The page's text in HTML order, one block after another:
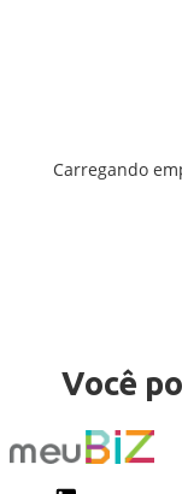
Carregando